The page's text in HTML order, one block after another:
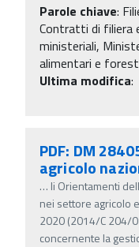
Parole chiave:
Contratti di filiera
ministeriali,
alimentari e
Ultima modifica:
PDF: DM
agricolo
… li Orientamenti
nei settore agricolo
2020 (2014/C 204/
concernente la